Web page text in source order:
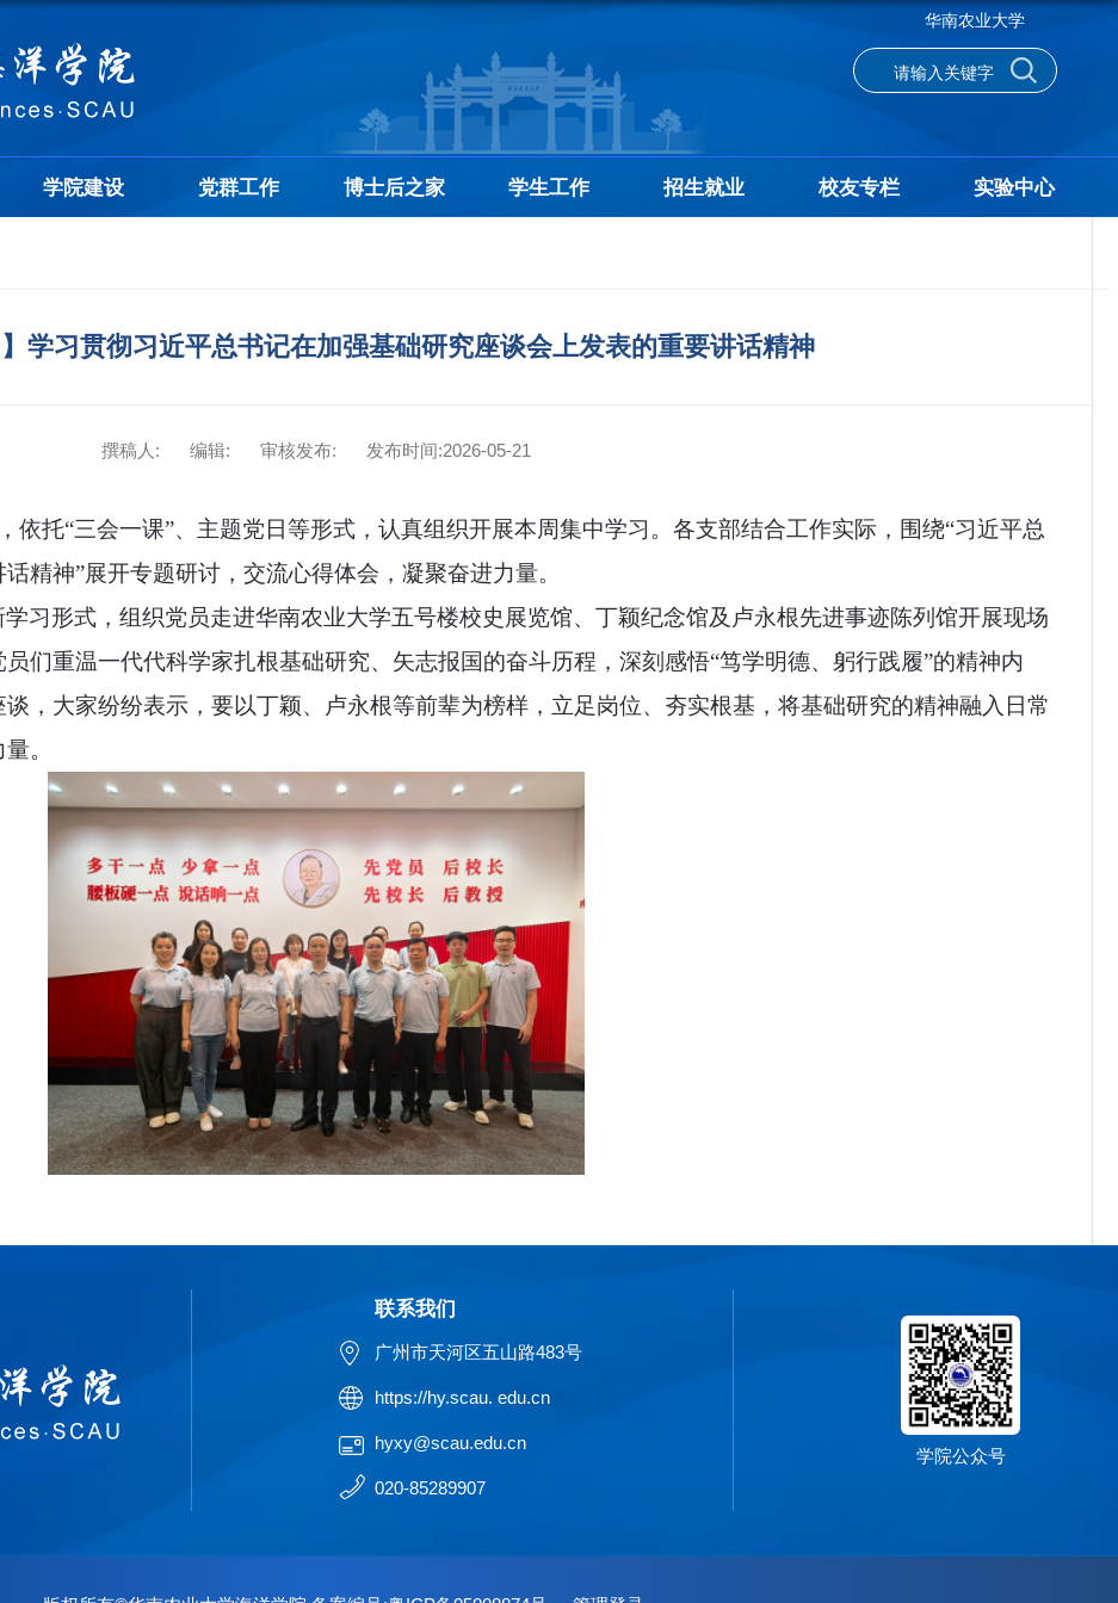
华南农业大学
学院建设 党群工作 博士后之家 学生工作 招生就业 校友专栏 实验中心
】学习贯彻习近平总书记在加强基础研究座谈会上发表的重要讲话精神
撰稿人: 编辑: 审核发布: 发布时间:2026-05-21
依托“三会一课”、主题党日等形式，认真组织开展本周集中学习。各支部结合工作实际，围绕“习近平总
精神”展开专题研讨，交流心得体会，凝聚奋进力量。
习形式，组织党员走进华南农业大学五号楼校史展览馆、丁颖纪念馆及卢永根先进事迹陈列馆开展现场
们重温一代代科学家扎根基础研究、矢志报国的奋斗历程，深刻感悟“笃学明德、躬行践履”的精神内
，大家纷纷表示，要以丁颖、卢永根等前辈为榜样，立足岗位、夯实根基，将基础研究的精神融入日常
。
联系我们
广州市天河区五山路483号
https://hy.scau. edu.cn
hyxy@scau.edu.cn
020-85289907
学院公众号